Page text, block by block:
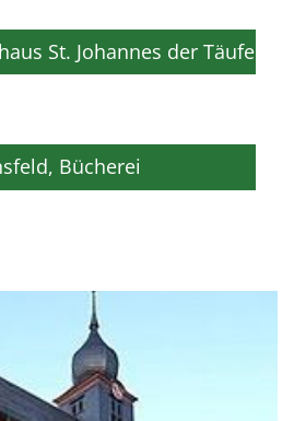
St. Johannes der Täufer
Bücherei